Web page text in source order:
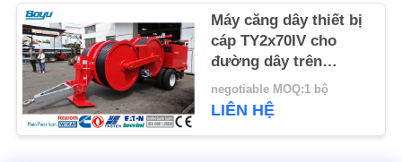
ĐỒ
TRANG
WEB
PRIVACY
Máy căng dây thiết bị
cáp TY2x70IV cho
đường dây trên
không
negotiable MOQ:1 bộ
LIÊN HỆ